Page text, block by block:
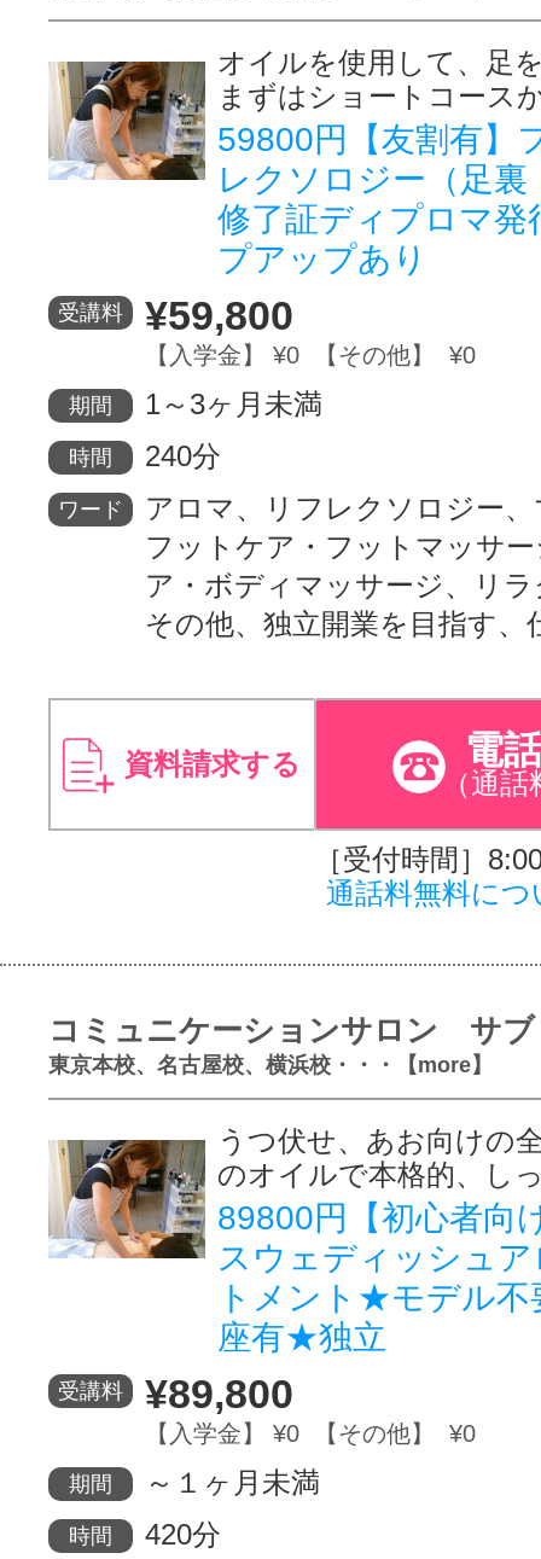
オイルを使用して、足
まずはショートコース
59800円【友割有】
レクソロジー（足裏
修了証ディプロマ発
プアップあり
受講料 ¥59,800
【入学金】 ¥0 【その他】 ¥0
期間 1～3ヶ月未満
時間 240分
ワード
アロマ、リフレクソロジー
フットケア・フットマッサ
ア・ボディマッサージ、リ
その他、独立開業を目指す、
資料請求する 電
（通話
［受付時間］
通話料無料につ
コミュニケーションサロン サブ
東京本校、名古屋校、横浜校・・・【more】
うつ伏せ、あお向けの
のオイルで本格的、し
89800円【初心者向
スウェディッシュ
トメント★モデル
座有★独立
受講料 ¥89,800
【入学金】 ¥0 【その他】 ¥0
期間 ～１ヶ月未満
時間 420分